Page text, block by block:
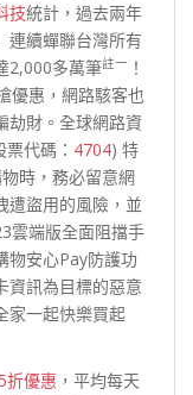
技統計，過去兩年
連續蟬聯台灣所有
2,000多萬筆註一 ！
優惠，網路駭客也
劫財。全球網路資
代碼： 4704) 特
時，務必留意網
遭盜用的風險，並
雲端版全面阻擋手
物安心Pay防護功
資訊為目標的惡意
家一起快樂買起
5折優惠 ，平均每天